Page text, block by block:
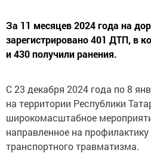
За 11 месяцев 2024 года на
зарегистрировано 401 ДТП, в
и 430 получили ранения.
С 23 декабря 2024 года по 8
на территории Республики
широкомасштабное
направленное на
транспортного травматизма.